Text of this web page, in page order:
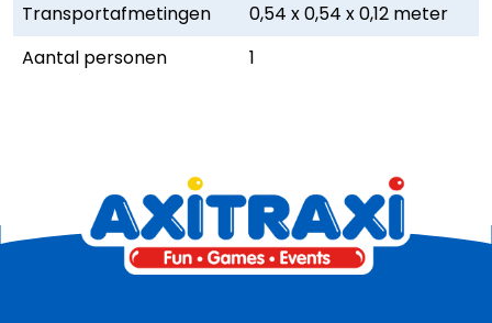
Transportafmetingen
0,54 x 0,54 x 0,12 meter
Aantal personen
1